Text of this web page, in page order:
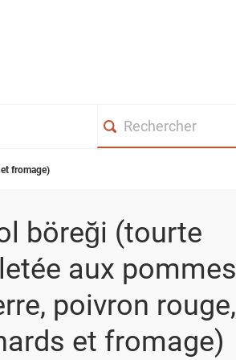
fromage)
böreği (tourte
aux pommes
poivron rouge,
et fromage)